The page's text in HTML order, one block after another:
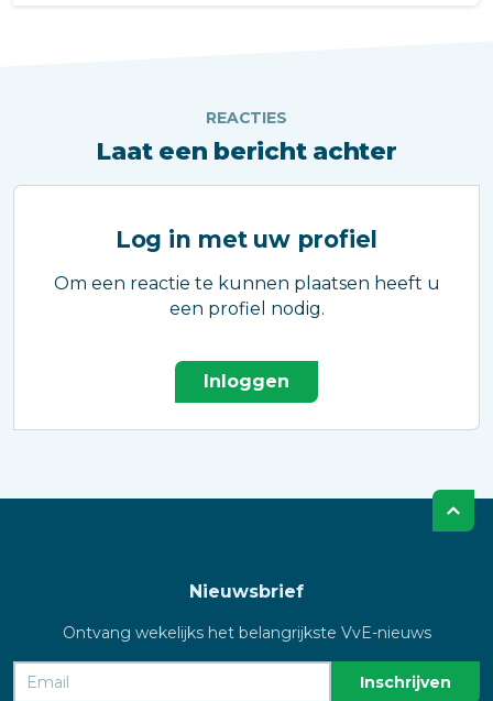
REACTIES
Laat een bericht achter
Log in met uw profiel
Om een reactie te kunnen plaatsen heeft u
een profiel nodig.
Inloggen
Nieuwsbrief
Ontvang wekelijks het belangrijkste VvE-nieuws